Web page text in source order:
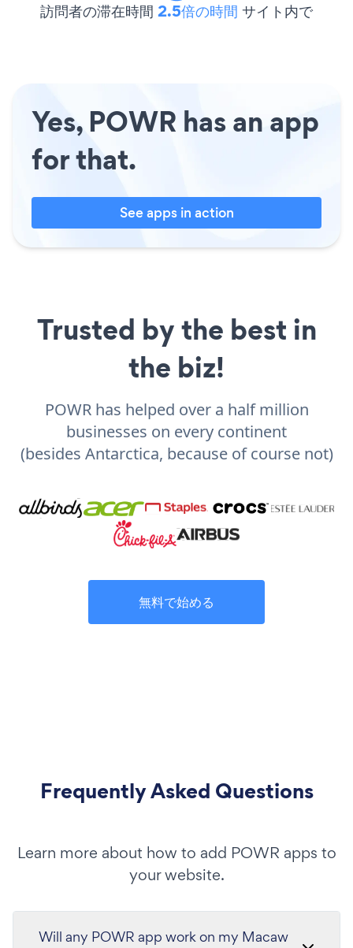
訪問者の滞在時間 2.5倍の時間 サイト内で
Yes, POWR has an app
for that.
See apps in action
Trusted by the best in
the biz!
POWR has helped over a half million
businesses on every continent
(besides Antarctica, because of course not)
無料で始める
Frequently Asked Questions
Learn more about how to add POWR apps to
your website.
Will any POWR app work on my Macaw